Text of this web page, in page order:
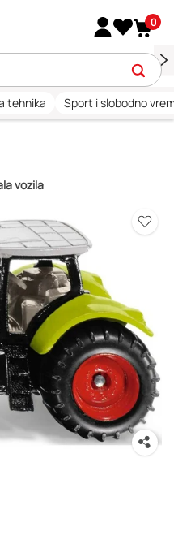
0
tehnika Sport i slobodno
vozila